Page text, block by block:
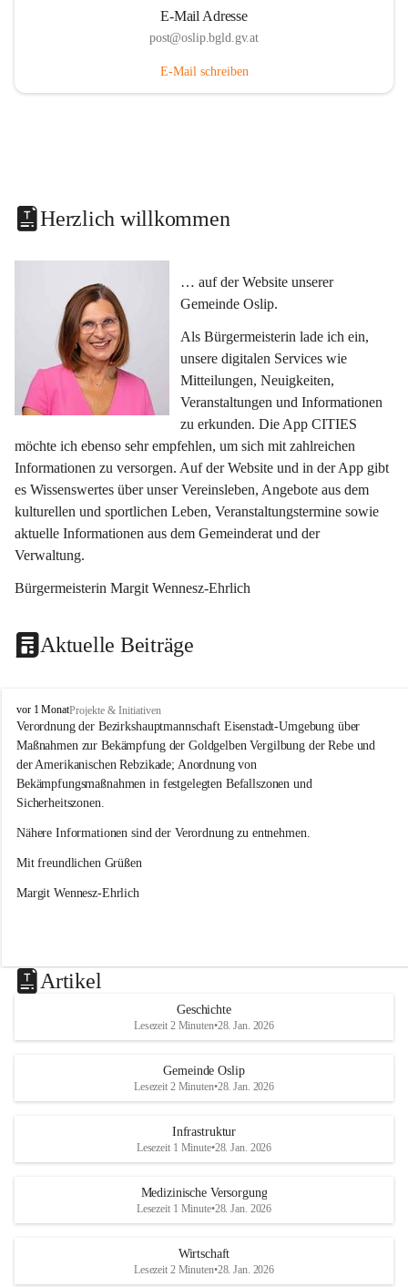
E-Mail Adresse
post@oslip.bgld.gv.at
E-Mail schreiben
Herzlich willkommen
… auf der Website unserer
Gemeinde Oslip.
Als Bürgermeisterin lade ich ein,
unsere digitalen Services wie
Mitteilungen, Neuigkeiten,
Veranstaltungen und Informationen
zu erkunden. Die App CITIES
möchte ich ebenso sehr empfehlen, um sich mit zahlreichen
Informationen zu versorgen. Auf der Website und in der App gibt
es Wissenswertes über unser Vereinsleben, Angebote aus dem
kulturellen und sportlichen Leben, Veranstaltungstermine sowie
aktuelle Informationen aus dem Gemeinderat und der
Verwaltung.
Bürgermeisterin Margit Wennesz-Ehrlich
Aktuelle Beiträge
O
s
l
i
p
vor 1 MonatProjekte & Initiativen
Verordnung der Bezirkshauptmannschaft Eisenstadt-Umgebung über
Maßnahmen zur Bekämpfung der Goldgelben Vergilbung der Rebe und
der Amerikanischen Rebzikade; Anordnung von
Bekämpfungsmaßnahmen in festgelegten Befallszonen und
Sicherheitszonen.
Nähere Informationen sind der Verordnung zu entnehmen.
Mit freundlichen Grüßen
Margit Wennesz-Ehrlich
Artikel
Geschichte
Lesezeit 2 Minuten•28. Jan. 2026
Gemeinde Oslip
Lesezeit 2 Minuten•28. Jan. 2026
Infrastruktur
Lesezeit 1 Minute•28. Jan. 2026
Medizinische Versorgung
Lesezeit 1 Minute•28. Jan. 2026
Wirtschaft
Lesezeit 2 Minuten•28. Jan. 2026